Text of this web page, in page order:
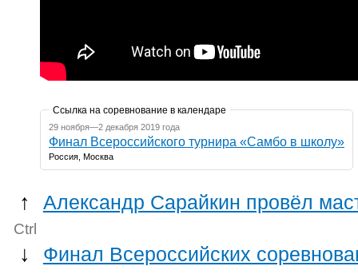
Ссылка на соревнование в календаре
29 ноября—2 декабря 2019 года
Финал Всероссийского турнира «Самбо в школу»
Россия, Москва
↑ Александр Сарайкин провёл
Ctrl
↓ Финал Всероссийских